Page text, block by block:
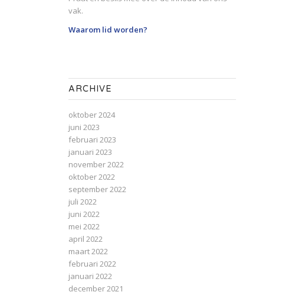
vak.
Waarom lid worden?
ARCHIVE
oktober 2024
juni 2023
februari 2023
januari 2023
november 2022
oktober 2022
september 2022
juli 2022
juni 2022
mei 2022
april 2022
maart 2022
februari 2022
januari 2022
december 2021